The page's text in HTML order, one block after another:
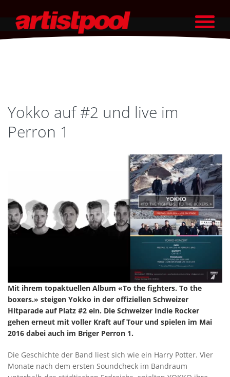
Yokko auf #2 und live im
Perron 1
Mit ihrem topaktuellen Album «To the fighters. To the
boxers.» steigen Yokko in der offiziellen Schweizer
Hitparade auf Platz #2 ein. Die Schweizer Indie Rocker
gehen erneut mit voller Kraft auf Tour und spielen im Mai
2016 dabei auch im Briger Perron 1.
Die Geschichte der Band liest sich wie ein Harry Potter. Vier
Monate nach dem ersten Soundcheck im Bandraum